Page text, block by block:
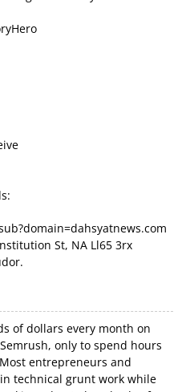
St, NA Ll65 3rx
of dollars every month on
only to spend hours
entrepreneurs and
technical grunt work while